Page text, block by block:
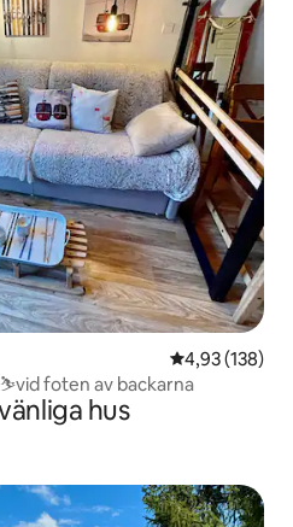
4,93 av 5 i
4,93 (138)
foten av backarna
hus